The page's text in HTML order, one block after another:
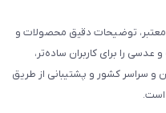
معتبر، توضیحات دقیق محصولات و
را برای کاربران ساده‌تر،
و سراسر کشور و پشتیبانی از طریق
است.